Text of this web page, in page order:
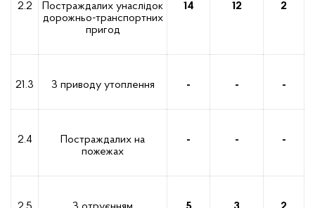
2.2
Постраждалих унаслідок
дорожньо-транспортних
пригод
14 12 2
21.3 З приводу утоплення - - -
2.4
Постраждалих на
пожежах
- - -